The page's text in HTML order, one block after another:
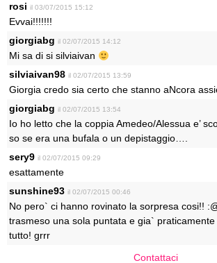
rosi il 03/07/2015 15:12
Evvai!!!!!!!
giorgiabg il 02/07/2015 14:12
Mi sa di si silviaivan
silviaivan98 il 02/07/2015 13:59
Giorgia credo sia certo che stanno aNcora
giorgiabg il 02/07/2015 13:54
Io ho letto che la coppia Amedeo/Alessua e’
so se era una bufala o un depistaggio….
sery9 il 02/07/2015 09:29
esattamente
sunshine93 il 02/07/2015 00:46
No pero` ci hanno rovinato la sorpresa cosi!!
trasmeso una sola puntata e gia`
tutto! grrr
Contattaci